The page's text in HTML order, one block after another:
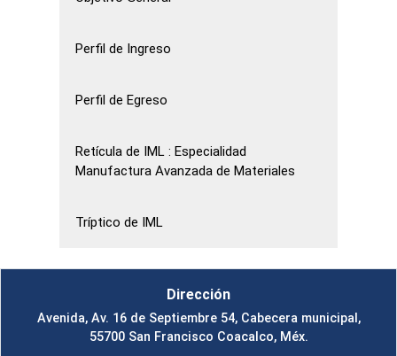
Perfil de Ingreso
Perfil de Egreso
Retícula de IML : Especialidad
Manufactura Avanzada de Materiales
Tríptico de IML
Dirección
Avenida, Av. 16 de Septiembre 54, Cabecera municipal,
55700 San Francisco Coacalco, Méx.